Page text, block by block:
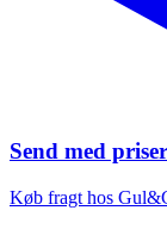
Send med
Køb fragt hos